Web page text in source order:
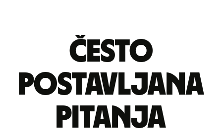
Često
postavljana
pitanja